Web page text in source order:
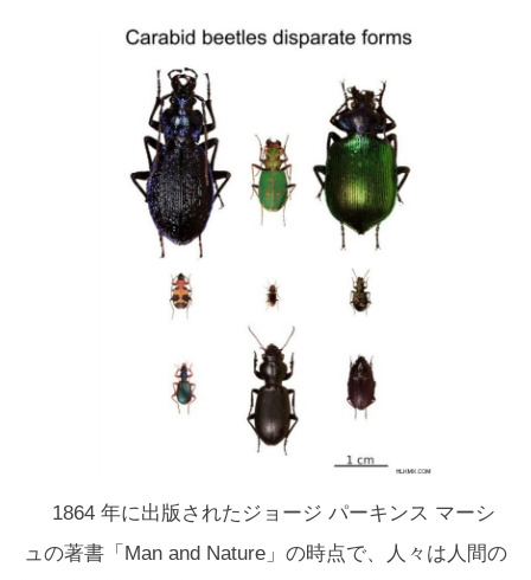
1864 年に出版されたジョージ パーキンス マーシ
ュの著書「Man and Nature」の時点で、人々は人間の